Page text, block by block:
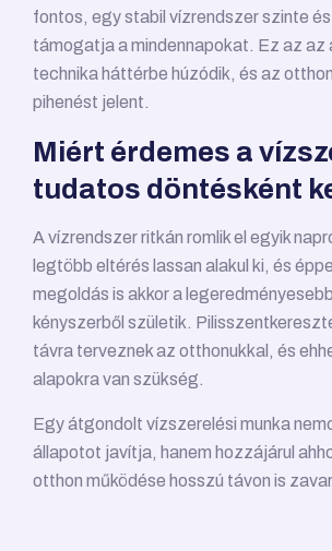
fontos, egy stabil vízrendszer szinte
támogatja a mindennapokat. Ez az az
technika háttérbe húzódik, és az
pihenést jelent.
Miért érdemes a
tudatos döntésként
A vízrendszer ritkán romlik el egyik
legtöbb eltérés lassan alakul ki, és
megoldás is akkor a
kényszerből születik.
távra terveznek az otthonukkal, és
alapokra van szükség.
Egy átgondolt vízszerelési munka
állapotot javítja, hanem hozzájárul
otthon működése hosszú távon is